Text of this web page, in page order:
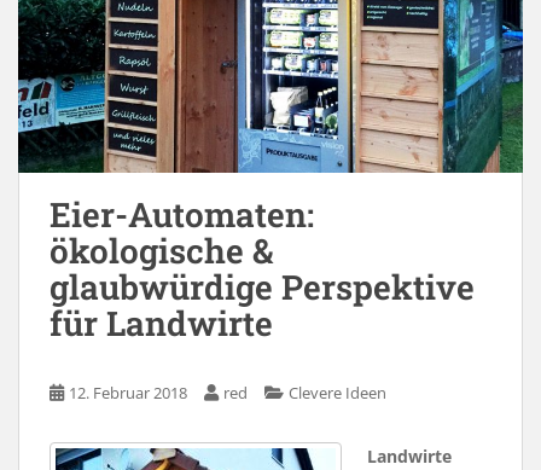
Eier-Automaten:
ökologische &
glaubwürdige Perspektive
für Landwirte
12. Februar 2018 red Clevere Ideen
Landwirte